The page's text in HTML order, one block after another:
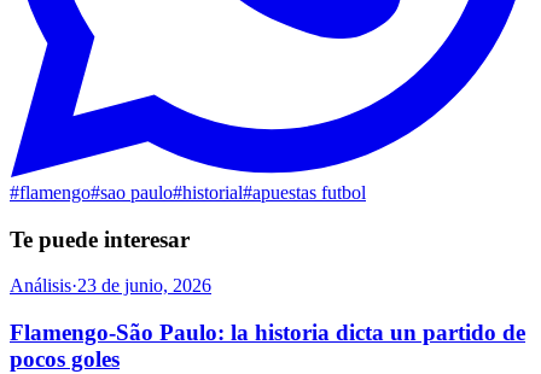
#flamengo#sao paulo#historial#apuestas futbol
Te puede interesar
Análisis·23 de junio, 2026
Flamengo-São Paulo: la historia dicta un partido de
pocos goles